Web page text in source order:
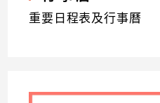
重要日程表及行事曆